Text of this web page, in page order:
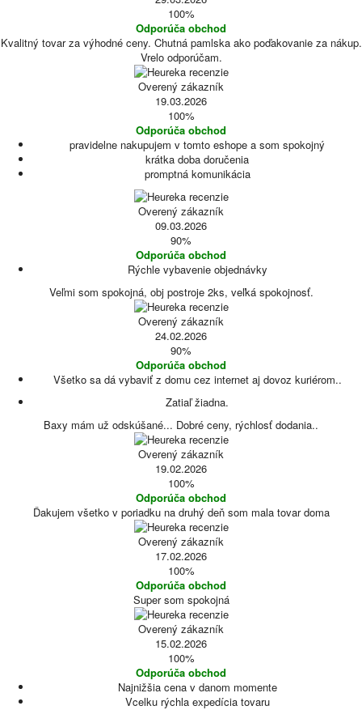
100%
Odporúča obchod
Kvalitný tovar za výhodné ceny. Chutná pamlska ako poďakovanie za nákup.
Vrelo odporúčam.
Overený zákazník
19.03.2026
100%
Odporúča obchod
pravidelne nakupujem v tomto eshope a som spokojný
krátka doba doručenia
promptná komunikácia
Overený zákazník
09.03.2026
90%
Odporúča obchod
Rýchle vybavenie objednávky
Veľmi som spokojná, obj postroje 2ks, veľká spokojnosť.
Overený zákazník
24.02.2026
90%
Odporúča obchod
Všetko sa dá vybaviť z domu cez internet aj dovoz kuriérom..
Zatiaľ žiadna.
Baxy mám už odskúšané... Dobré ceny, rýchlosť dodania..
Overený zákazník
19.02.2026
100%
Odporúča obchod
Ďakujem všetko v poriadku na druhý deň som mala tovar doma
Overený zákazník
17.02.2026
100%
Odporúča obchod
Super som spokojná
Overený zákazník
15.02.2026
100%
Odporúča obchod
Najnižšia cena v danom momente
Vcelku rýchla expedícia tovaru